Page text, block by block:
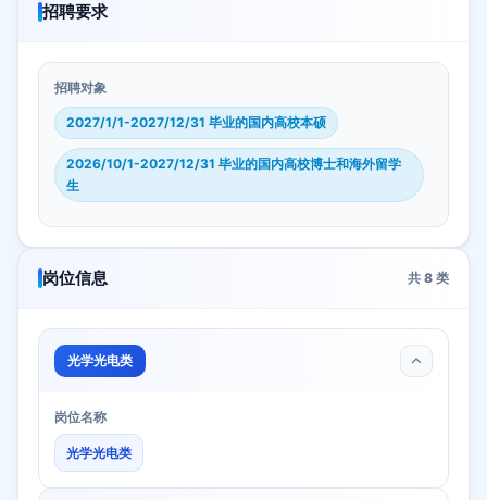
招聘要求
招聘对象
2027/1/1-2027/12/31 毕业的国内高校本硕
2026/10/1-2027/12/31 毕业的国内高校博士和海外留学
生
岗位信息 共 8 类
光学光电类
岗位名称
光学光电类